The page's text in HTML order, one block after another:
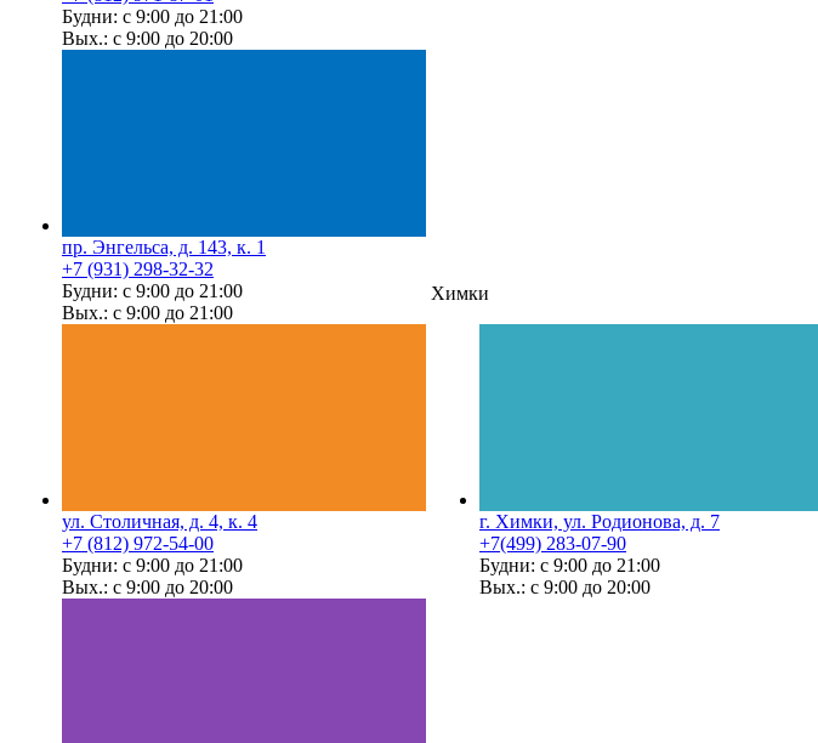
Будни: с 9:00 до 21:00
Вых.: с 9:00 до 20:00
пр. Энгельса, д. 143, к. 1
+7 (931) 298-32-32
Будни: с 9:00 до 21:00
Вых.: с 9:00 до 21:00
ул. Столичная, д. 4, к. 4
+7 (812) 972-54-00
Будни: с 9:00 до 21:00
Вых.: с 9:00 до 20:00
Химки
г. Химки, ул. Родионова, д. 7
+7(499) 283-07-90
Будни: с 9:00 до 21:00
Вых.: с 9:00 до 20:00